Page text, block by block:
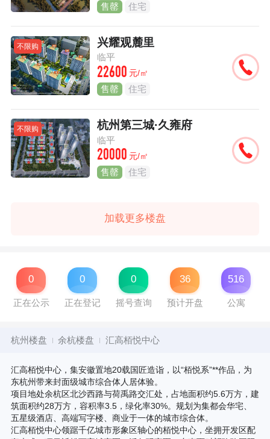
售罄 住宅
不限购 兴耀观麓里
临平
22600 元/㎡
售罄 住宅
不限购 杭州第三城·久雍府
临平
20000 元/㎡
售罄 住宅
加载更多楼盘
0
正在公示
0
正在登记
0
摇号查询
36
预计开盘
516
公寓
杭州楼盘 余杭楼盘 汇高栢悦中心
汇高栢悦中心，集安徽置地20载国匠造诣，以“栢悦系”**作品，为
东杭州带来封面级城市综合体人居体验。
项目地处余杭区北沙西路与荷禹路交汇处，占地面积约5.6万方，建
筑面积约28万方，容积率3.5，绿化率30%。规划为集都会华宅、
五星级酒店、高端写字楼、商业于一体的城市综合体。
汇高栢悦中心领踞千亿城市形象区轴心的栢悦中心，坐拥开发区配